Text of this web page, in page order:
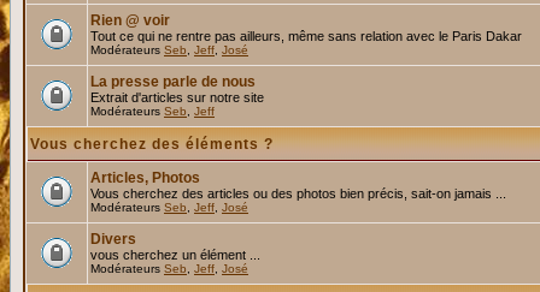
Rien @ voir
Tout ce qui ne rentre pas ailleurs, même sans relation avec le Paris Dakar
Modérateurs Seb Jeff José
La presse parle de nous
Extrait d'articles sur notre site
Modérateurs Seb Jeff
Vous cherchez des éléments ?
Articles, Photos
Vous cherchez des articles ou des photos bien précis, sait-on jamais ...
Modérateurs Seb Jeff José
Divers
vous cherchez un élément ...
Modérateurs Seb Jeff José